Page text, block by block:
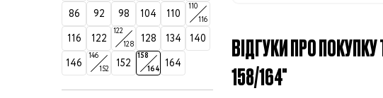
74-86 см
92-104 см
110-128 см
134-146 см
86
92 98 104 110
110
116
116 122
122
128
128 134
140
146
146
152
152
158
164 164
ВІДГУКИ ПРО ПОКУПКУ
158/164"